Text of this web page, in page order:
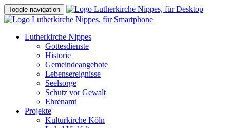
Toggle navigation
Lutherkirche Nippes
Gottesdienste
Historie
Gemeindeangebote
Lebensereignisse
Seelsorge
Schutz vor Gewalt
Ehrenamt
Projekte
Kulturkirche Köln